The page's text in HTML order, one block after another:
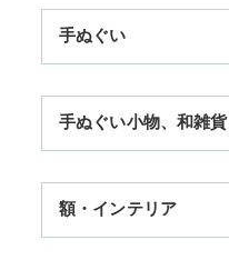
手ぬぐい
3,300円まで
11,000円まで
手ぬぐい小物、和雑貨
扇子
額・インテリア